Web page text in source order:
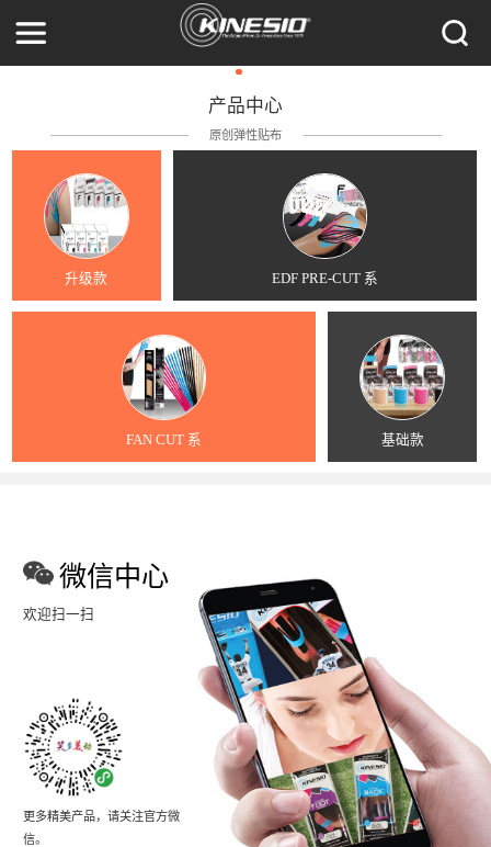
产品中心
原创弹性贴布
升级款 EDF PRE-CUT 系
FAN CUT 系 基础款
微信中心
欢迎扫一扫
更多精美产品，请关注官方微
信。